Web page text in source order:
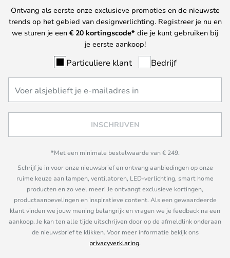
Ontvang als eerste onze exclusieve promoties en de nieuwste
trends op het gebied van designverlichting. Registreer je nu en
we sturen je een € 20 kortingscode* die je kunt gebruiken bij
je eerste aankoop!
Particuliere klant Bedrijf
INSCHRIJVEN
*Met een minimale bestelwaarde van € 249.
Schrijf je in voor onze nieuwsbrief en ontvang aanbiedingen op onze
ruime keuze aan lampen, ventilatoren, LED-verlichting, smart home
producten en zo veel meer! Je ontvangt exclusieve kortingen,
productaanbevelingen en inspiratieve content. Als een gewaardeerde
klant vinden we jouw mening belangrijk en vragen we je feedback na een
aankoop. Je kan ten alle tijde uitschrijven door op de afmeldlink onderaan
de nieuwsbrief te klikken. Voor meer informatie bekijk ons
privacyverklaring.